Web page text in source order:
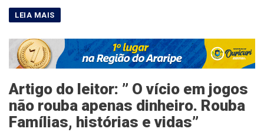
Artigo do leitor: ” O vício em jogos
não rouba apenas dinheiro. Rouba
Famílias, histórias e vidas”